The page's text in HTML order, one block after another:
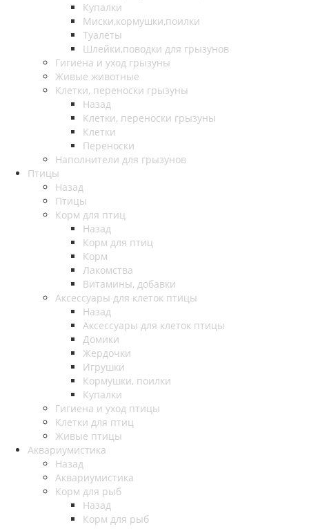
Купалки
Миски,кормушки,поилки
Туалеты
Шлейки,поводки для грызунов
Гигиена и уход грызуны
Живые животные
Клетки, переноски грызуны
Назад
Клетки, переноски грызуны
Клетки
Переноски
Наполнители для грызунов
Птицы
Назад
Птицы
Корм для птиц
Назад
Корм для птиц
Корм
Лакомства
Витамины, добавки
Аксессуары для клеток птицы
Назад
Аксессуары для клеток птицы
Домики
Жердочки
Игрушки
Кормушки, поилки
Купалки
Гигиена и уход птицы
Клетки для птиц
Живые птицы
Аквариумистика
Назад
Аквариумистика
Корм для рыб
Назад
Корм для рыб